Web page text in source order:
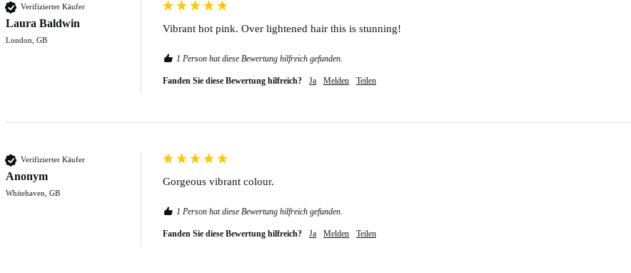
Verifizierter Käufer
Laura Baldwin
London, GB
Vibrant hot pink. Over lightened hair this is stunning!
1 Person hat diese Bewertung hilfreich gefunden.
Fanden Sie diese Bewertung hilfreich? Ja Melden Teilen
Verifizierter Käufer
Anonym
Whitehaven, GB
Gorgeous vibrant colour.
1 Person hat diese Bewertung hilfreich gefunden.
Fanden Sie diese Bewertung hilfreich? Ja Melden Teilen